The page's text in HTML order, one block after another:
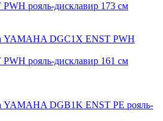
рояль-дисклавир 173 см
рояль-дисклавир 161 см